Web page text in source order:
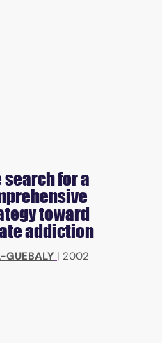
search for a
toward
addiction
GUEBALY | 2002